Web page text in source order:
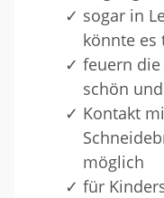
sogar in
könnte es
feuern
schön
Kontakt
möglich
für